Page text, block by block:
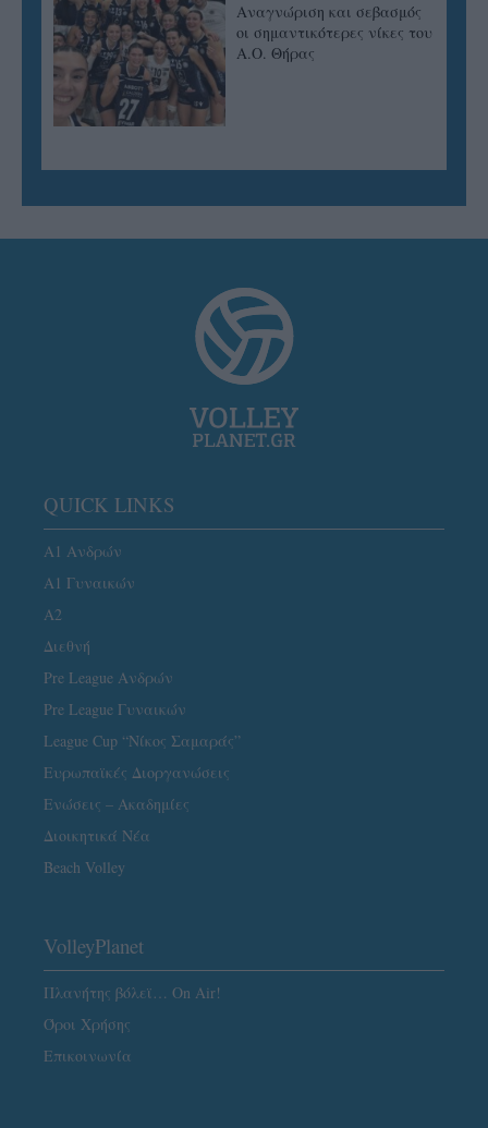
Αναγνώριση και σεβασμός
οι σημαντικότερες νίκες του
Α.Ο. Θήρας
QUICK LINKS
Α1 Ανδρών
Α1 Γυναικών
A2
Διεθνή
Pre League Ανδρών
Pre League Γυναικών
League Cup “Νίκος Σαμαράς”
Ευρωπαϊκές Διοργανώσεις
Ενώσεις – Ακαδημίες
Διοικητικά Νέα
Beach Volley
VolleyPlanet
Πλανήτης βόλεϊ… On Air!
Όροι Χρήσης
Επικοινωνία